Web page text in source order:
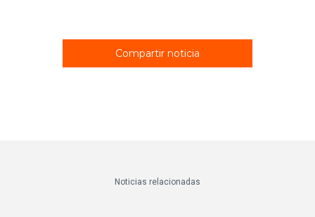
Compartir noticia
Noticias relacionadas